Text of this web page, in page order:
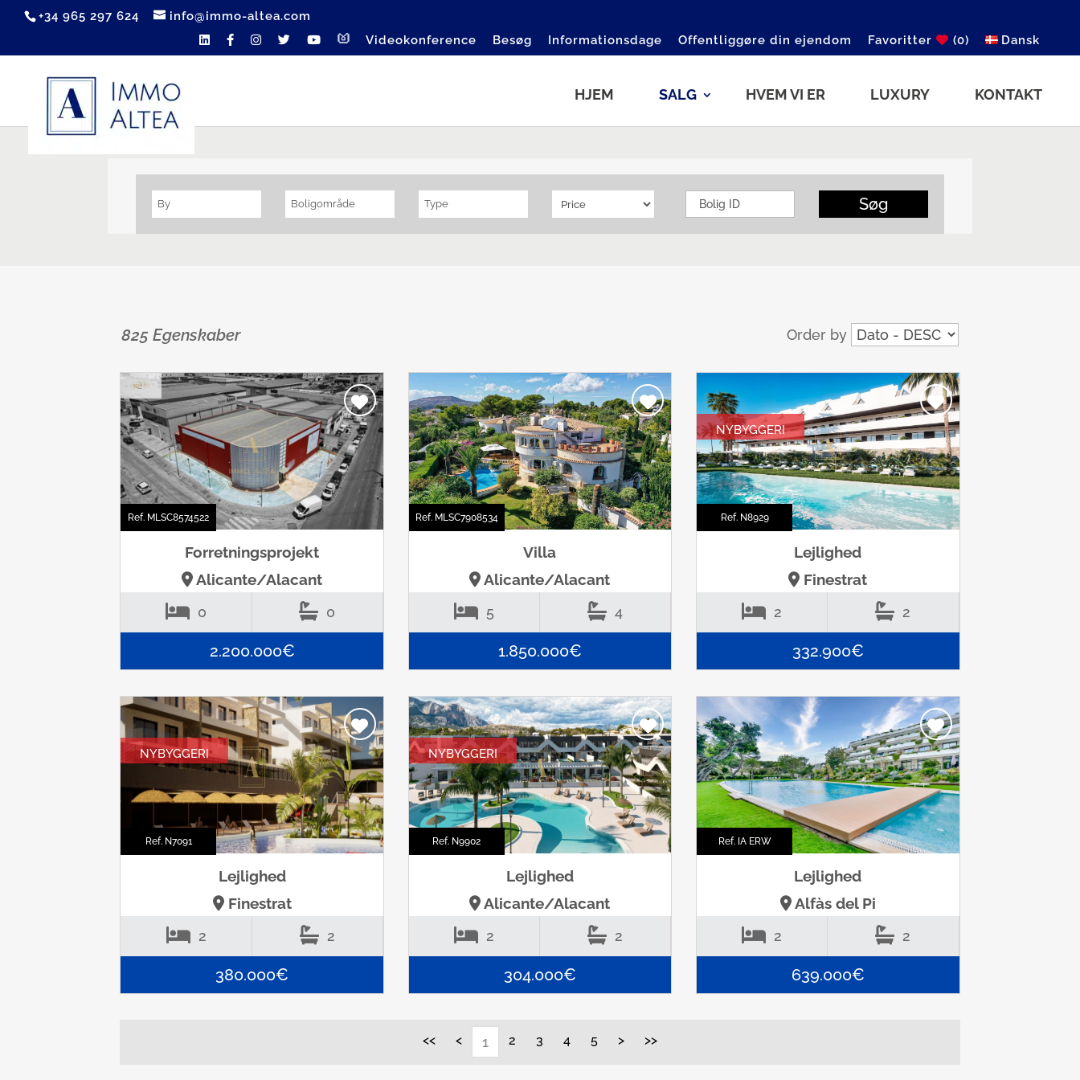
+34 965 297 624
info@immo-altea.com
Videokonference
Besøg Informationsdage Offentliggøre din ejendom Favoritter (0) Dansk
HJEM SALG HVEM VI ER LUXURY KONTAKT
By Boligområde Type Søg
825 Egenskaber Order by
Ref. MLSC8574522
Forretningsprojekt
Alicante/Alacant
0 0
2.200.000€
Ref. MLSC7908534
Villa
Alicante/Alacant
5 4
1.850.000€
Ref. N8929
NYBYGGERI
Lejlighed
Finestrat
2 2
332.900€
Ref. N7091
NYBYGGERI
Lejlighed
Finestrat
2 2
380.000€
Ref. N9902
NYBYGGERI
Lejlighed
Alicante/Alacant
2 2
304.000€
Ref. IA ERW
Lejlighed
Alfàs del Pi
2 2
639.000€
<< < 1 2 3 4 5 > >>